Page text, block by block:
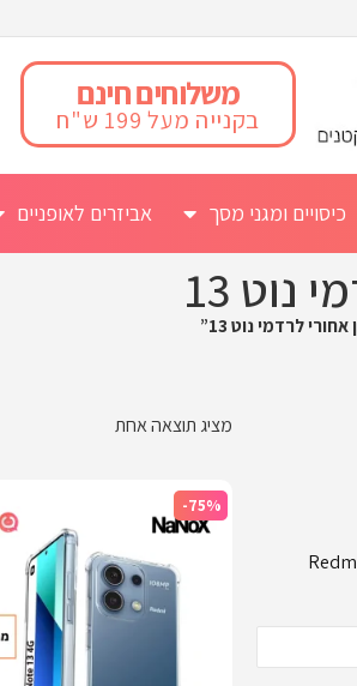
משלוחים חינם
בקנייה מעל 199 ש"ח
כיסויים ומגני מסך אביזרים לאופניים
נוט 13
לרדמי נוט 13”
מציג תוצאה אחת
-75%